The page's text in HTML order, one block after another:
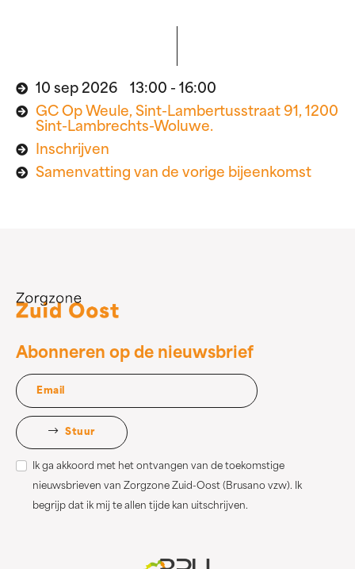
10 sep 2026 13:00 - 16:00
GC Op Weule, Sint-Lambertusstraat 91, 1200
Sint-Lambrechts-Woluwe.
Inschrijven
Samenvatting van de vorige bijeenkomst
Abonneren op de nieuwsbrief
Stuur
Ik ga akkoord met het ontvangen van de toekomstige
nieuwsbrieven van Zorgzone Zuid-Oost (Brusano vzw). Ik
begrijp dat ik mij te allen tijde kan uitschrijven.